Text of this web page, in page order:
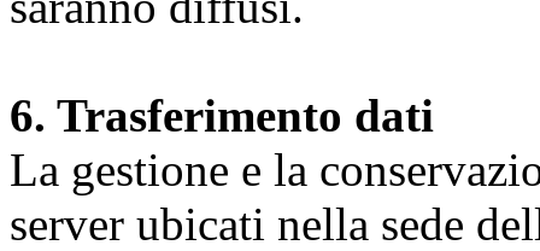
6. Trasferimento dati
La gestione e la
server ubicati nella sede